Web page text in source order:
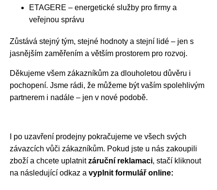
ETAGERE – energetické služby pro firmy a
veřejnou správu
Zůstává stejný tým, stejné hodnoty a stejní lidé – jen s
jasnějším zaměřením a větším prostorem pro rozvoj.
Děkujeme všem zákazníkům za dlouholetou důvěru i
pochopení. Jsme rádi, že můžeme být vaším spolehlivým
partnerem i nadále – jen v nové podobě.
I po uzavření prodejny pokračujeme ve všech svých
závazcích vůči zákazníkům. Pokud jste u nás zakoupili
zboží a chcete uplatnitzáruční reklamaci, stačí kliknout
na následující odkaz a vyplnit formulář online: